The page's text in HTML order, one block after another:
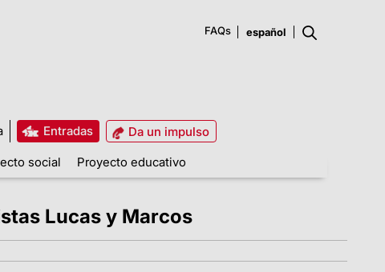
FAQs
Entradas
Da un impulso
social Proyecto educativo
Lucas y Marcos